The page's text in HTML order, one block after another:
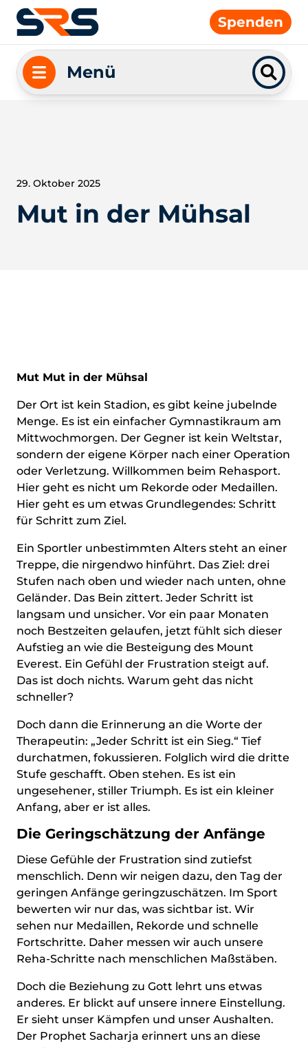
Spenden
Menü
29. Oktober 2025
Mut in der Mühsal
Mut Mut in der Mühsal
Der Ort ist kein Stadion, es gibt keine jubelnde
Menge. Es ist ein einfacher Gymnastikraum am
Mittwochmorgen. Der Gegner ist kein Weltstar,
sondern der eigene Körper nach einer Operation
oder Verletzung. Willkommen beim Rehasport.
Hier geht es nicht um Rekorde oder Medaillen.
Hier geht es um etwas Grundlegendes: Schritt
für Schritt zum Ziel.
Ein Sportler unbestimmten Alters steht an einer
Treppe, die nirgendwo hinführt. Das Ziel: drei
Stufen nach oben und wieder nach unten, ohne
Geländer. Das Bein zittert. Jeder Schritt ist
langsam und unsicher. Vor ein paar Monaten
noch Bestzeiten gelaufen, jetzt fühlt sich dieser
Aufstieg an wie die Besteigung des Mount
Everest. Ein Gefühl der Frustration steigt auf.
Das ist doch nichts. Warum geht das nicht
schneller?
Doch dann die Erinnerung an die Worte der
Therapeutin: „Jeder Schritt ist ein Sieg.“ Tief
durchatmen, fokussieren. Folglich wird die dritte
Stufe geschafft. Oben stehen. Es ist ein
ungesehener, stiller Triumph. Es ist ein kleiner
Anfang, aber er ist alles.
Die Geringschätzung der Anfänge
Diese Gefühle der Frustration sind zutiefst
menschlich. Denn wir neigen dazu, den Tag der
geringen Anfänge geringzuschätzen. Im Sport
bewerten wir nur das, was sichtbar ist. Wir
sehen nur Medaillen, Rekorde und schnelle
Fortschritte. Daher messen wir auch unsere
Reha-Schritte nach menschlichen Maßstäben.
Doch die Beziehung zu Gott lehrt uns etwas
anderes. Er blickt auf unsere innere Einstellung.
Er sieht unser Kämpfen und unser Aushalten.
Der Prophet Sacharja erinnert uns an diese